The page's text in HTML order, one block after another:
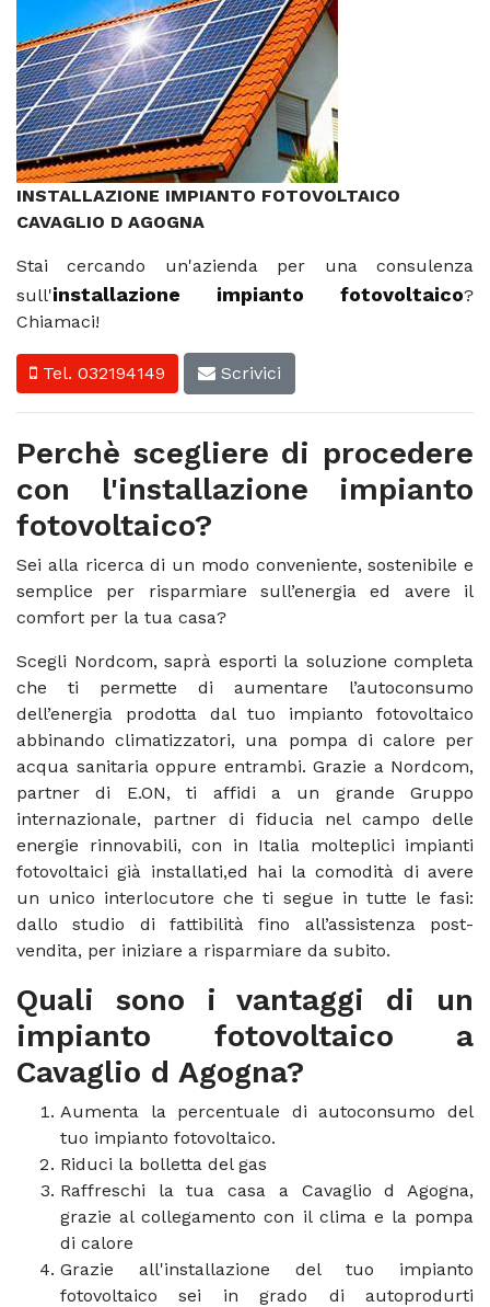
INSTALLAZIONE IMPIANTO FOTOVOLTAICO
CAVAGLIO D AGOGNA
Stai cercando un'azienda per una consulenza
sull'installazione impianto fotovoltaico?
Chiamaci!
Tel. 032194149 Scrivici
Perchè scegliere di procedere
con l'installazione impianto
fotovoltaico?
Sei alla ricerca di un modo conveniente, sostenibile e
semplice per risparmiare sull’energia ed avere il
comfort per la tua casa?
Scegli Nordcom, saprà esporti la soluzione completa
che ti permette di aumentare l’autoconsumo
dell’energia prodotta dal tuo impianto fotovoltaico
abbinando climatizzatori, una pompa di calore per
acqua sanitaria oppure entrambi. Grazie a Nordcom,
partner di E.ON, ti affidi a un grande Gruppo
internazionale, partner di fiducia nel campo delle
energie rinnovabili, con in Italia molteplici impianti
fotovoltaici già installati,ed hai la comodità di avere
un unico interlocutore che ti segue in tutte le fasi:
dallo studio di fattibilità fino all’assistenza post-
vendita, per iniziare a risparmiare da subito.
Quali sono i vantaggi di un
impianto fotovoltaico a
Cavaglio d Agogna?
Aumenta la percentuale di autoconsumo del
tuo impianto fotovoltaico.
Riduci la bolletta del gas
Raffreschi la tua casa a Cavaglio d Agogna,
grazie al collegamento con il clima e la pompa
di calore
Grazie all'installazione del tuo impianto
fotovoltaico sei in grado di autoprodurti